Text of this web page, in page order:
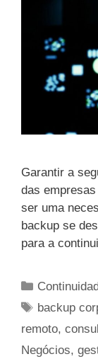
Garantir a
das
ser uma
backup se
para a
Categorias
Tags
backup
remoto,
Negócios,